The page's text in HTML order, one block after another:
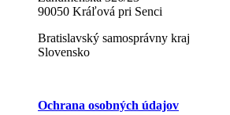
90050 Kráľová pri Senci
Bratislavský samosprávny kraj
Slovensko
Ochrana osobných údajov